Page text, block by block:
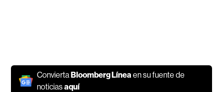
ConviertaBloomberg Línea en su fuente de
noticiasaquí